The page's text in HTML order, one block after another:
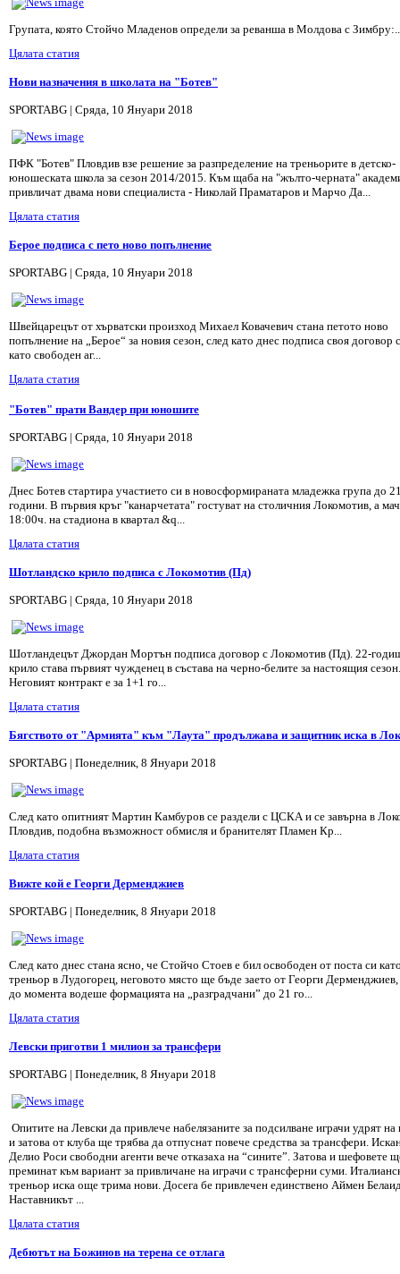
Групата, която Стойчо Младенов определи за реванша в Молдова с
Цялата статия
Нови назначения в школата на "Ботев"
SPORTABG | Сряда, 10 Януари 2018
ПФК "Ботев" Пловдив взе решение за разпределение на треньорите в детско-
юношеската школа за сезон 2014/2015. Към щаба на "жълто-черната"
привличат двама нови специалиста - Николай Праматаров и Марчо Да...
Цялата статия
Берое подписа с пето ново попълнение
SPORTABG | Сряда, 10 Януари 2018
Швейцарецът от хърватски произход Михаел Ковачевич стана петото ново
попълнение на „Берое“ за новия сезон, след като днес подписа своя договор
като свободен аг...
Цялата статия
"Ботев" прати Вандер при юношите
SPORTABG | Сряда, 10 Януари 2018
Днес Ботев стартира участието си в новосформираната младежка група до
години. В първия кръг "канарчетата" гостуват на столичния Локомотив, а
18:00ч. на стадиона в квартал &q...
Цялата статия
Шотландско крило подписа с Локомотив (Пд)
SPORTABG | Сряда, 10 Януари 2018
Шотландецът Джордан Мортън подписа договор с Локомотив (Пд). 22-
крило става първият чужденец в състава на черно-белите за настоящия сезон.
Неговият контракт е за 1+1 го...
Цялата статия
Бягството от "Армията" към "Лаута" продължава и защитник иска в
SPORTABG | Понеделник, 8 Януари 2018
След като опитният Мартин Камбуров се раздели с ЦСКА и се завърна в
Пловдив, подобна възможност обмисля и бранителят Пламен Кр...
Цялата статия
Вижте кой е Георги Дерменджиев
SPORTABG | Понеделник, 8 Януари 2018
След като днес стана ясно, че Стойчо Стоев е бил освободен от поста си
треньор в Лудогорец, неговото място ще бъде заето от Георги Дерменджиев,
до момента водеше формацията на „разградчани” до 21 го...
Цялата статия
Левски приготви 1 милион за трансфери
SPORTABG | Понеделник, 8 Януари 2018
Опитите на Левски да привлече набелязаните за подсилване играчи удрят на
и затова от клуба ще трябва да отпуснат повече средства за трансфери.
Делио Роси свободни агенти вече отказаха на “сините”. Затова и шефовете
преминат към вариант за привличане на играчи с трансферни суми.
треньор иска още трима нови. Досега бе привлечен единствено Аймен
Наставникът ...
Цялата статия
Дебютът на Божинов на терена се отлага